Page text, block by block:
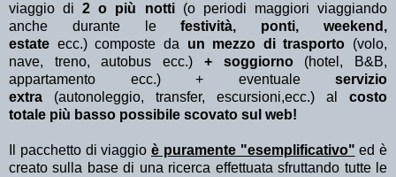
viaggio di2 o più notti (o periodi maggiori viaggiando
anche durante lefestività, ponti, weekend,
estate ecc.) composte da un mezzo di trasporto (volo,
nave, treno, autobus ecc.) + soggiorno(hotel, B&B,
appartamento ecc.) + eventuale servizio
extra (autonoleggio, transfer, escursioni,ecc.) al costo
totale più basso possibile scovato sul web!
Il pacchetto di viaggio è puramente "esemplificativo" ed è
creato sulla base di una ricerca effettuata sfruttando tutte le